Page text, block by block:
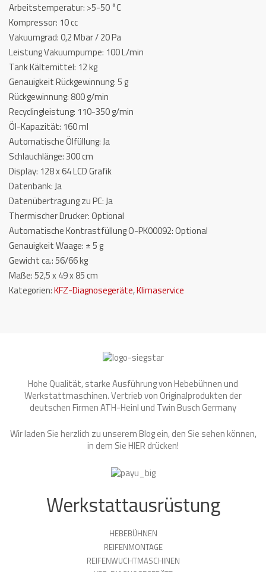
Arbeitstemperatur: >5-50 °C
Kompressor: 10 cc
Vakuumgrad: 0,2 Mbar / 20 Pa
Leistung Vakuumpumpe: 100 L/min
Tank Kältemittel: 12 kg
Genauigkeit Rückgewinnung: 5 g
Rückgewinnung: 800 g/min
Recyclingleistung: 110-350 g/min
Öl-Kapazität: 160 ml
Automatische Ölfüllung: Ja
Schlauchlänge: 300 cm
Display: 128 x 64 LCD Grafik
Datenbank: Ja
Datenübertragung zu PC: Ja
Thermischer Drucker: Optional
Automatische Kontrastfüllung O-PK00092: Optional
Genauigkeit Waage: ± 5 g
Gewicht ca.: 56/66 kg
Maße: 52,5 x 49 x 85 cm
Kategorien:KFZ-Diagnosegeräte,Klimaservice
Hohe Qualität, starke Ausführung von Hebebühnen und
Werkstattmaschinen. Vertrieb von Originalprodukten der
deutschen Firmen ATH-Heinl und Twin Busch Germany
Wir laden Sie herzlich zu unserem Blog ein, den Sie sehen können,
in dem SieHIER drücken!
Werkstattausrüstung
HEBEBÜHNEN
REIFENMONTAGE
REIFENWUCHTMASCHINEN